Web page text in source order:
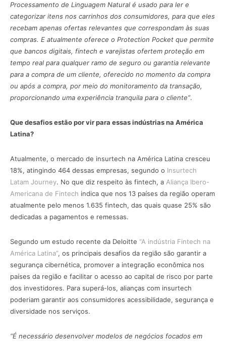
Processamento de Linguagem Natural é usado para ler e
categorizar itens nos carrinhos dos consumidores, para que eles
recebam apenas ofertas relevantes que correspondam às suas
compras. E atualmente oferece o Protection Pocket que permite
que bancos digitais, fintech e varejistas ofertem proteção em
tempo real para qualquer ramo de seguro ou garantia relevante
para a compra de um cliente, oferecido no momento da compra
ou após a compra, por meio do monitoramento da transação,
proporcionando uma experiência tranquila para o cliente”.
Que desafios estão por vir para essas indústrias na América
Latina?
Atualmente, o mercado de insurtech na América Latina cresceu
18%, atingindo 464 dessas empresas, segundo o Insurtech
Latam Journey. No que diz respeito às fintech, a Aliança Ibero-
Americana de Fintech indica que nos 13 países da região operam
atualmente pelo menos 1.635 fintech, das quais quase 25% são
dedicadas a pagamentos e remessas.
Segundo um estudo recente da Deloitte “A indústria Fintech na
América Latina”, os principais desafios da região são garantir a
segurança cibernética, promover a integração econômica nos
países da região e facilitar o acesso ao capital de risco por parte
dos investidores. Para superá-los, alianças com insurtech
poderiam garantir aos consumidores acessibilidade, segurança e
diversidade nos serviços.
“É necessário desenvolver modelos de negócios focados em